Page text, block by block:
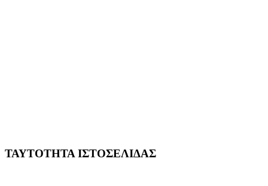
ΤΑΥΤΟΤΗΤΑ ΙΣΤΟΣΕΛΙΔΑΣ